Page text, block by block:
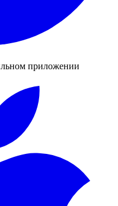
приложении